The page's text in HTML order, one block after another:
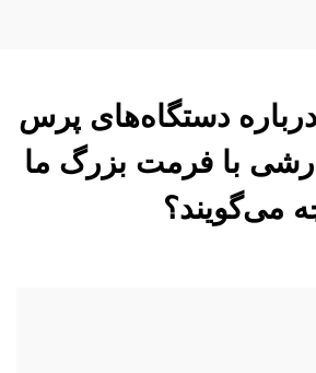
دستگاه‌های پرس
با فرمت بزرگ ما
می‌گویند؟